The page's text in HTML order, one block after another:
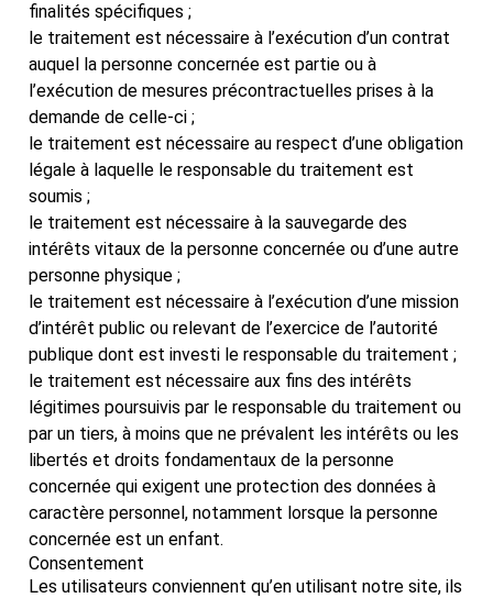
finalités spécifiques ;
le traitement est nécessaire à l’exécution d’un contrat
auquel la personne concernée est partie ou à
l’exécution de mesures précontractuelles prises à la
demande de celle-ci ;
le traitement est nécessaire au respect d’une obligation
légale à laquelle le responsable du traitement est
soumis ;
le traitement est nécessaire à la sauvegarde des
intérêts vitaux de la personne concernée ou d’une autre
personne physique ;
le traitement est nécessaire à l’exécution d’une mission
d’intérêt public ou relevant de l’exercice de l’autorité
publique dont est investi le responsable du traitement ;
le traitement est nécessaire aux fins des intérêts
légitimes poursuivis par le responsable du traitement ou
par un tiers, à moins que ne prévalent les intérêts ou les
libertés et droits fondamentaux de la personne
concernée qui exigent une protection des données à
caractère personnel, notamment lorsque la personne
concernée est un enfant.
Consentement
Les utilisateurs conviennent qu’en utilisant notre site, ils